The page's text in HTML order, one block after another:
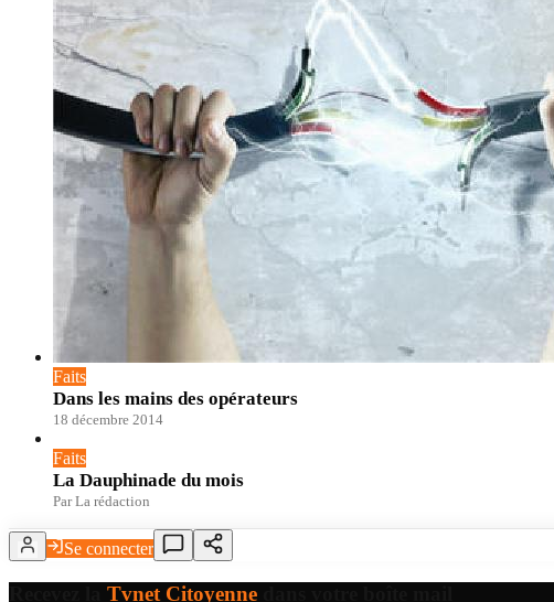
Faits
Dans les mains des opérateurs
18 décembre 2014
Faits
La Dauphinade du mois
Par La rédaction
Se connecter
Tvnet Citoyenne